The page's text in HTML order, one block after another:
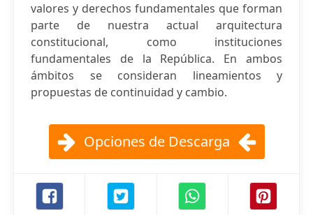
valores y derechos fundamentales que forman
parte de nuestra actual arquitectura
constitucional, como instituciones
fundamentales de la República. En ambos
ámbitos se consideran lineamientos y
propuestas de continuidad y cambio.
Opciones de Descarga